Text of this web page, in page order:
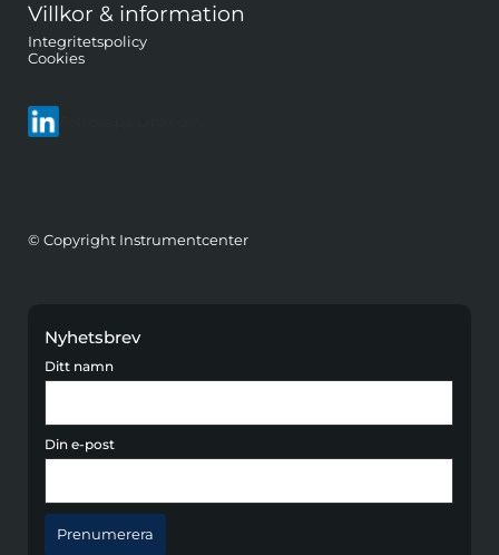
Villkor & information
Integritetspolicy
Cookies
© Copyright Instrumentcenter
Nyhetsbrev
Ditt namn
Din e-post